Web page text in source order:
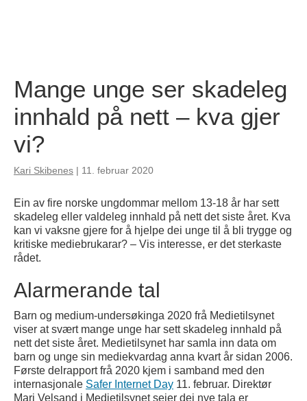
Mange unge ser skadeleg
innhald på nett – kva gjer
vi?
Kari Skibenes | 11. februar 2020
Ein av fire norske ungdommar mellom 13-18 år har sett
skadeleg eller valdeleg innhald på nett det siste året. Kva
kan vi vaksne gjere for å hjelpe dei unge til å bli trygge og
kritiske mediebrukarar? – Vis interesse, er det sterkaste
rådet.
Alarmerande tal
Barn og medium-undersøkinga 2020 frå Medietilsynet
viser at svært mange unge har sett skadeleg innhald på
nett det siste året. Medietilsynet har samla inn data om
barn og unge sin mediekvardag anna kvart år sidan 2006.
Første delrapport frå 2020 kjem i samband med den
internasjonale Safer Internet Day 11. februar. Direktør
Mari Velsand i Medietilsynet seier dei nye tala er